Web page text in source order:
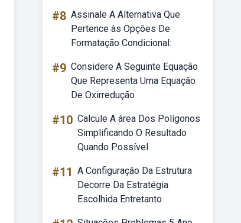
#8 Assinale A Alternativa Que
Pertence às Opções De
Formatação Condicional:
#9 Considere A Seguinte Equação
Que Representa Uma Equação
De Oxirredução
#10 Calcule A área Dos Polígonos
Simplificando O Resultado
Quando Possível
#11 A Configuração Da Estrutura
Decorre Da Estratégia
Escolhida Entretanto